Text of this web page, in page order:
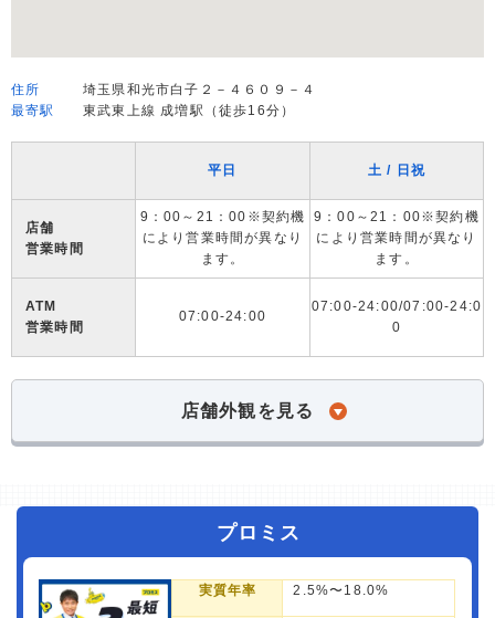
住所
埼玉県和光市白子２－４６０９－４
最寄駅
東武東上線 成増駅（徒歩16分）
平日 土 / 日祝
店舗
営業時間
9：00～21：00※契約機
により営業時間が異なり
ます。
9：00～21：00※契約機
により営業時間が異なり
ます。
ATM
営業時間
07:00-24:00
07:00-24:00/07:00-24:0
0
店舗外観を見る
プロミス
実質年率 2.5%〜18.0%